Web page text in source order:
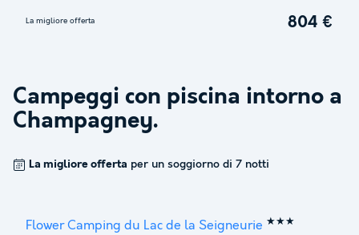
La migliore offerta 804 €
Campeggi con piscina intorno a
Champagney.
La migliore offerta per un soggiorno di 7 notti
Flower Camping du Lac de la Seigneurie ★★★